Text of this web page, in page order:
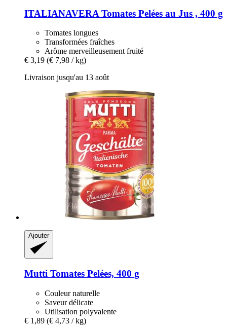
ITALIANAVERA Tomates Pelées au Jus , 400 g
Tomates longues
Transformées fraîches
Arôme merveilleusement fruité
€ 3,19 (€ 7,98 / kg)
Livraison jusqu'au 13 août
Ajouter
Mutti Tomates Pelées, 400 g
Couleur naturelle
Saveur délicate
Utilisation polyvalente
€ 1,89 (€ 4,73 / kg)